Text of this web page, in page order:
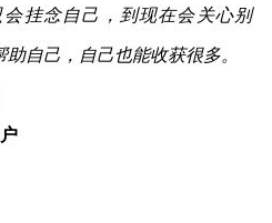
挂念自己，到现在会关心别
自己，自己也能收获很多。